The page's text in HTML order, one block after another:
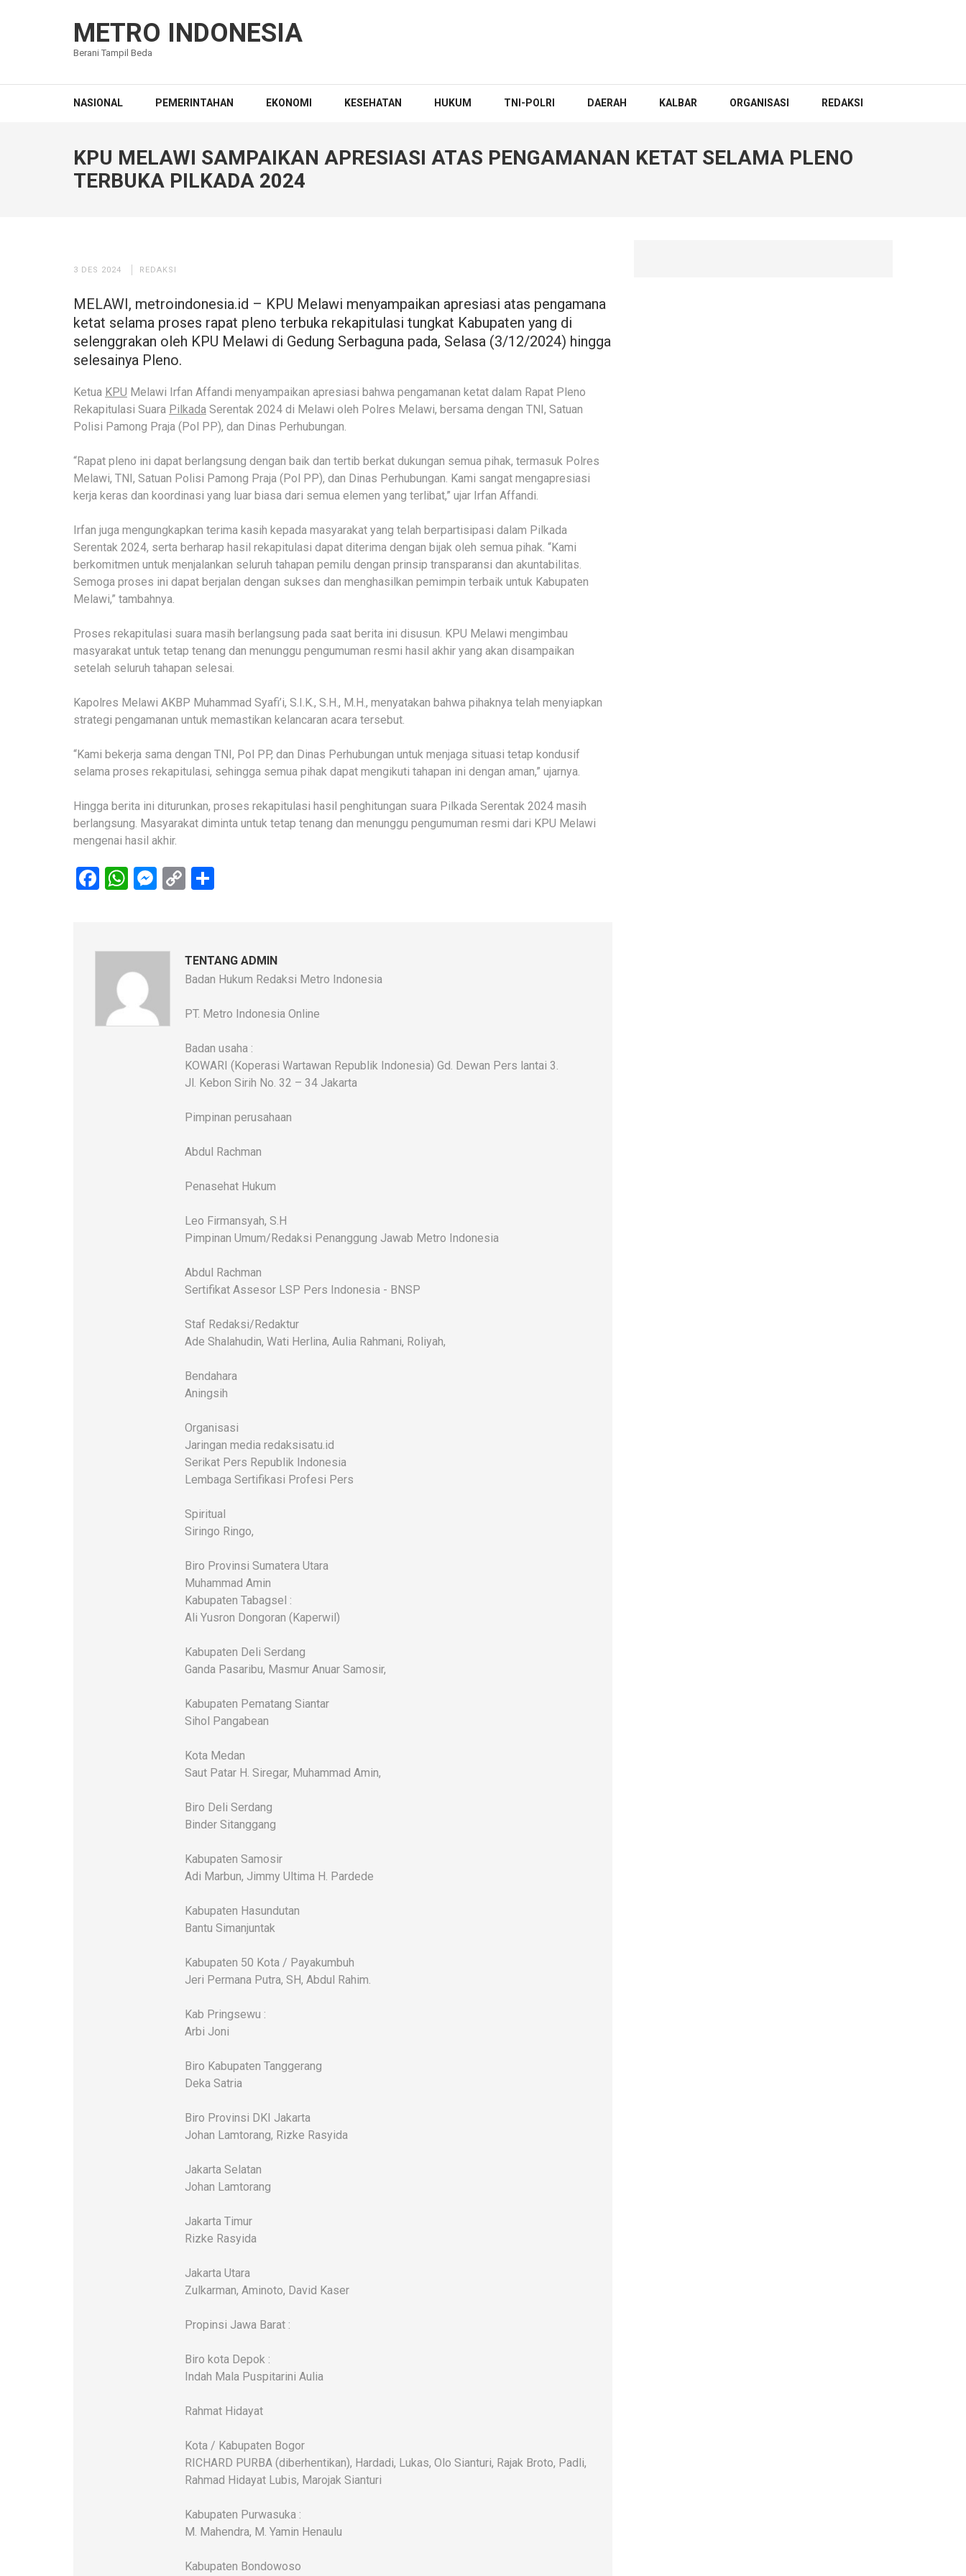
METRO INDONESIA
Berani Tampil Beda
NASIONAL PEMERINTAHAN EKONOMI KESEHATAN HUKUM TNI-POLRI DAERAH KALBAR ORGANISASI REDAKSI
KPU MELAWI SAMPAIKAN APRESIASI ATAS PENGAMANAN KETAT SELAMA PLENO
TERBUKA PILKADA 2024
3 DES 2024 REDAKSI
MELAWI, metroindonesia.id – KPU Melawi menyampaikan apresiasi atas pengamana
ketat selama proses rapat pleno terbuka rekapitulasi tungkat Kabupaten yang di
selenggrakan oleh KPU Melawi di Gedung Serbaguna pada, Selasa (3/12/2024) hingga
selesainya Pleno.
Ketua KPU Melawi Irfan Affandi menyampaikan apresiasi bahwa pengamanan ketat dalam Rapat Pleno
Rekapitulasi Suara Pilkada Serentak 2024 di Melawi oleh Polres Melawi, bersama dengan TNI, Satuan
Polisi Pamong Praja (Pol PP), dan Dinas Perhubungan.
“Rapat pleno ini dapat berlangsung dengan baik dan tertib berkat dukungan semua pihak, termasuk Polres
Melawi, TNI, Satuan Polisi Pamong Praja (Pol PP), dan Dinas Perhubungan. Kami sangat mengapresiasi
kerja keras dan koordinasi yang luar biasa dari semua elemen yang terlibat,” ujar Irfan Affandi.
Irfan juga mengungkapkan terima kasih kepada masyarakat yang telah berpartisipasi dalam Pilkada
Serentak 2024, serta berharap hasil rekapitulasi dapat diterima dengan bijak oleh semua pihak. “Kami
berkomitmen untuk menjalankan seluruh tahapan pemilu dengan prinsip transparansi dan akuntabilitas.
Semoga proses ini dapat berjalan dengan sukses dan menghasilkan pemimpin terbaik untuk Kabupaten
Melawi,” tambahnya.
Proses rekapitulasi suara masih berlangsung pada saat berita ini disusun. KPU Melawi mengimbau
masyarakat untuk tetap tenang dan menunggu pengumuman resmi hasil akhir yang akan disampaikan
setelah seluruh tahapan selesai.
Kapolres Melawi AKBP Muhammad Syafi’i, S.I.K., S.H., M.H., menyatakan bahwa pihaknya telah menyiapkan
strategi pengamanan untuk memastikan kelancaran acara tersebut.
“Kami bekerja sama dengan TNI, Pol PP, dan Dinas Perhubungan untuk menjaga situasi tetap kondusif
selama proses rekapitulasi, sehingga semua pihak dapat mengikuti tahapan ini dengan aman,” ujarnya.
Hingga berita ini diturunkan, proses rekapitulasi hasil penghitungan suara Pilkada Serentak 2024 masih
berlangsung. Masyarakat diminta untuk tetap tenang dan menunggu pengumuman resmi dari KPU Melawi
mengenai hasil akhir.
Facebook
WhatsApp
Messenger
Copy
TENTANG ADMIN
Badan Hukum Redaksi Metro Indonesia
PT. Metro Indonesia Online
Badan usaha :
KOWARI (Koperasi Wartawan Republik Indonesia) Gd. Dewan Pers lantai 3.
Jl. Kebon Sirih No. 32 – 34 Jakarta
Pimpinan perusahaan
Abdul Rachman
Penasehat Hukum
Leo Firmansyah, S.H
Pimpinan Umum/Redaksi Penanggung Jawab Metro Indonesia
Abdul Rachman
Sertifikat Assesor LSP Pers Indonesia - BNSP
Staf Redaksi/Redaktur
Ade Shalahudin, Wati Herlina, Aulia Rahmani, Roliyah,
Bendahara
Aningsih
Organisasi
Jaringan media redaksisatu.id
Serikat Pers Republik Indonesia
Lembaga Sertifikasi Profesi Pers
Spiritual
Siringo Ringo,
Biro Provinsi Sumatera Utara
Muhammad Amin
Kabupaten Tabagsel :
Ali Yusron Dongoran (Kaperwil)
Kabupaten Deli Serdang
Ganda Pasaribu, Masmur Anuar Samosir,
Kabupaten Pematang Siantar
Sihol Pangabean
Kota Medan
Saut Patar H. Siregar, Muhammad Amin,
Biro Deli Serdang
Binder Sitanggang
Kabupaten Samosir
Adi Marbun, Jimmy Ultima H. Pardede
Kabupaten Hasundutan
Bantu Simanjuntak
Kabupaten 50 Kota / Payakumbuh
Jeri Permana Putra, SH, Abdul Rahim.
Kab Pringsewu :
Arbi Joni
Biro Kabupaten Tanggerang
Deka Satria
Biro Provinsi DKI Jakarta
Johan Lamtorang, Rizke Rasyida
Jakarta Selatan
Johan Lamtorang
Jakarta Timur
Rizke Rasyida
Jakarta Utara
Zulkarman, Aminoto, David Kaser
Propinsi Jawa Barat :
Biro kota Depok :
Indah Mala Puspitarini Aulia
Rahmat Hidayat
Kota / Kabupaten Bogor
RICHARD PURBA (diberhentikan), Hardadi, Lukas, Olo Sianturi, Rajak Broto, Padli,
Rahmad Hidayat Lubis, Marojak Sianturi
Kabupaten Purwasuka :
M. Mahendra, M. Yamin Henaulu
Kabupaten Bondowoso